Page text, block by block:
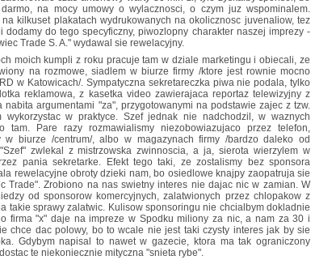
na mocy umowy o wylacznosci, o czym juz wspominalem.
kilkuset plakatach wydrukowanych na okolicznosc juvenaliow, tez
dodamy do tego specyficzny, piwozlopny charakter naszej imprezy -
Trade S. A." wydawal sie rewelacyjny.
moich kumpli z roku pracuje tam w dziale marketingu i obiecali, ze
na rozmowe, siadlem w biurze firmy /ktore jest rownie mocno
w Katowicach/. Sympatyczna sekretareczka piwa nie podala, tylko
reklamowa, z kasetka video zawierajaca reportaz telewizyjny z
argumentami "za", przygotowanymi na podstawie zajec z tzw.
wykorzystac w praktyce. Szef jednak nie nadchodzil, w waznych
tam. Pare razy rozmawialismy niezobowiazujaco przez telefon,
w biurze /centrum/, albo w magazynach firmy /bardzo daleko od
zwlekal z mistrzowska zwinnoscia, a ja, sierota wierzylem w
pania sekretarke. Efekt tego taki, ze zostalismy bez sponsora
rewelacyjne obroty dzieki nam, bo osiedlowe knajpy zaopatruja sie
Trade". Zrobiono na nas swietny interes nie dajac nic w zamian. W
od sponsorow komercyjnych, zalatwionych przez chlopakow z
takie sprawy zalatwic. Kulisow sponsoringu nie chcialbym dokladnie
firma "x" daje na impreze w Spodku miliony za nic, a nam za 30 i
chce dac polowy, bo to wcale nie jest taki czysty interes jak by sie
Gdybym napisal to nawet w gazecie, ktora ma tak ograniczony
te niekoniecznie mityczna "snieta rybe".